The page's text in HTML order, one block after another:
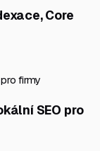
Core
firmy
SEO pro